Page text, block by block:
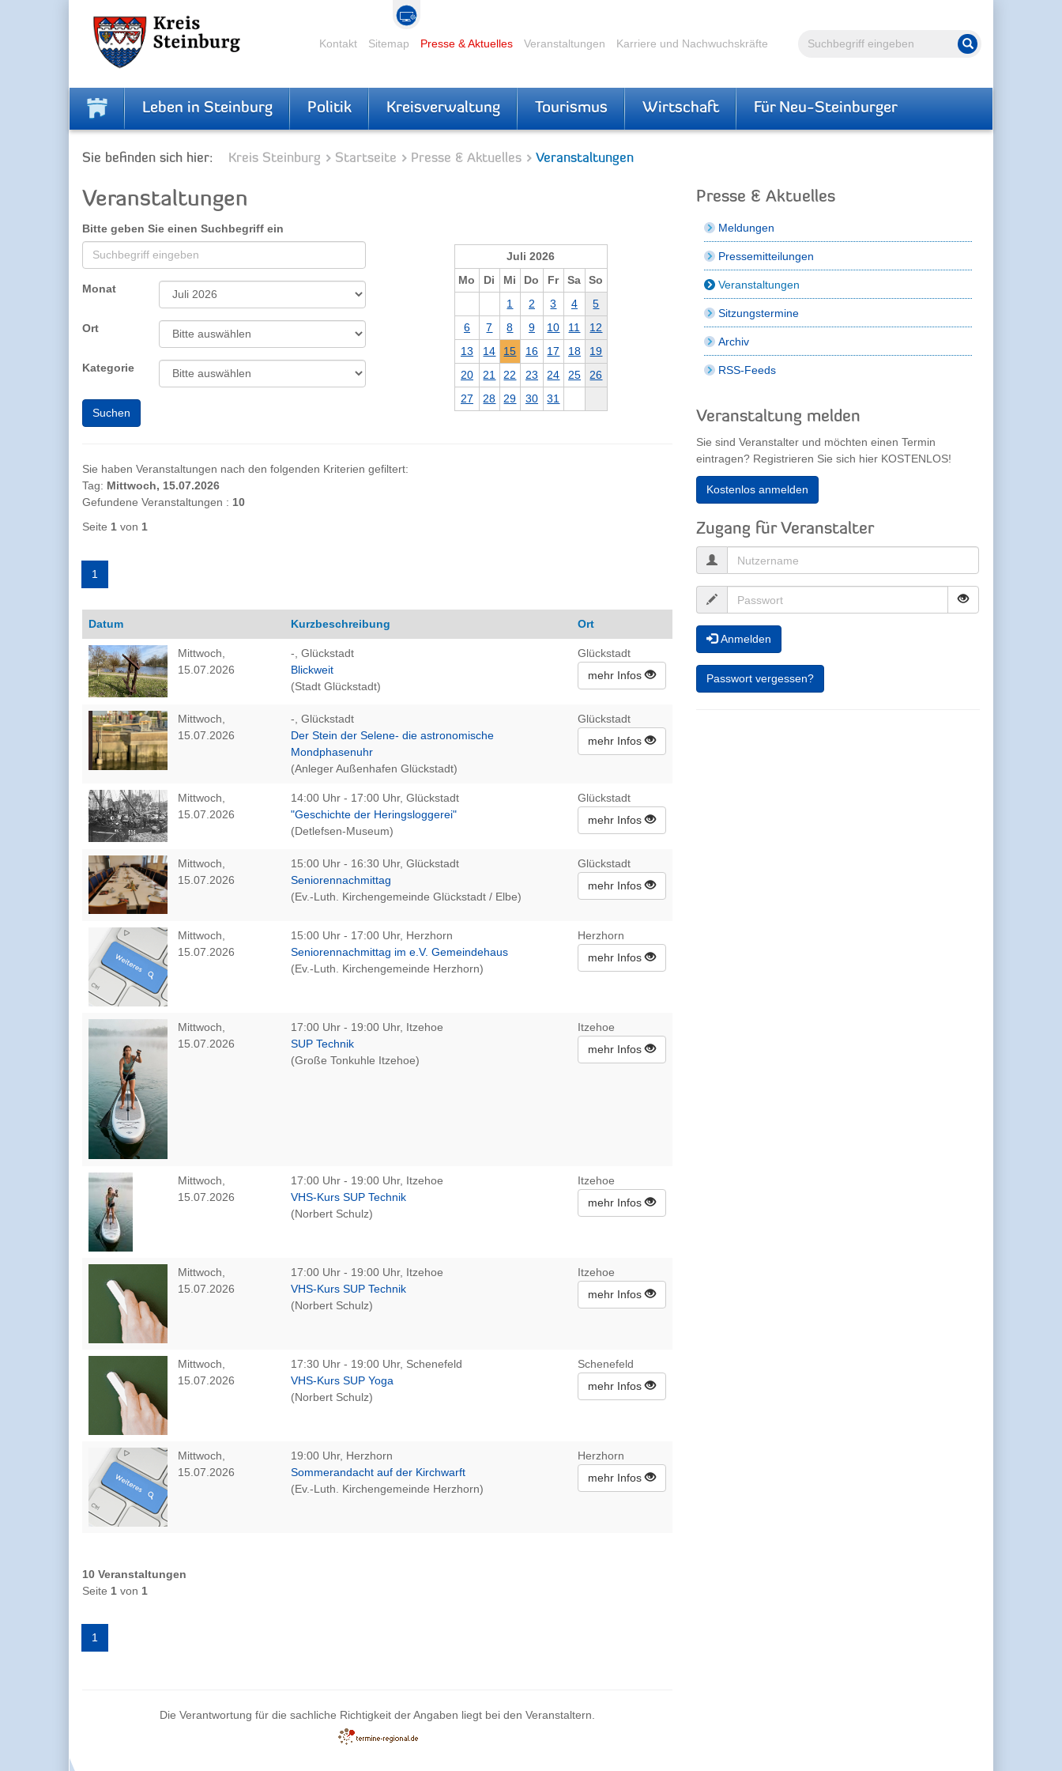
Volltextsuche Suche starten
Kontakt Sitemap Presse & Aktuelles Veranstaltungen Karriere und Nachwuchskräfte
Leben in Steinburg Politik Kreisverwaltung Tourismus Wirtschaft Für Neu-Steinburger
Sie befinden sich hier: Kreis Steinburg Startseite Presse & Aktuelles Veranstaltungen
Veranstaltungen
Juli 2026
Mo
Di Mi Do Fr Sa
So
1
2 3 4
5
6
7 8 9 10 11
12
13
14 15 16 17 18
19
20
21 22 23 24 25
26
27
28 29 30 31
Bitte geben Sie einen Suchbegriff ein
Monat
Ort
Kategorie
Sie haben Veranstaltungen nach den folgenden Kriterien gefiltert:
Tag: Mittwoch, 15.07.2026
Gefundene Veranstaltungen : 10
Seite 1 von 1
1
Datum Kurzbeschreibung Ort
Mittwoch,
15.07.2026
-, Glückstadt
Blickweit
(Stadt Glückstadt)
Glückstadt
mehr Infos
Mittwoch,
15.07.2026
-, Glückstadt
Der Stein der Selene- die astronomische
Mondphasenuhr
(Anleger Außenhafen Glückstadt)
Glückstadt
mehr Infos
Mittwoch,
15.07.2026
14:00 Uhr - 17:00 Uhr, Glückstadt
"Geschichte der Heringsloggerei"
(Detlefsen-Museum)
Glückstadt
mehr Infos
Mittwoch,
15.07.2026
15:00 Uhr - 16:30 Uhr, Glückstadt
Seniorennachmittag
(Ev.-Luth. Kirchengemeinde Glückstadt / Elbe)
Glückstadt
mehr Infos
Mittwoch,
15.07.2026
15:00 Uhr - 17:00 Uhr, Herzhorn
Seniorennachmittag im e.V. Gemeindehaus
(Ev.-Luth. Kirchengemeinde Herzhorn)
Herzhorn
mehr Infos
Mittwoch,
15.07.2026
17:00 Uhr - 19:00 Uhr, Itzehoe
SUP Technik
(Große Tonkuhle Itzehoe)
Itzehoe
mehr Infos
Mittwoch,
15.07.2026
17:00 Uhr - 19:00 Uhr, Itzehoe
VHS-Kurs SUP Technik
(Norbert Schulz)
Itzehoe
mehr Infos
Mittwoch,
15.07.2026
17:00 Uhr - 19:00 Uhr, Itzehoe
VHS-Kurs SUP Technik
(Norbert Schulz)
Itzehoe
mehr Infos
Mittwoch,
15.07.2026
17:30 Uhr - 19:00 Uhr, Schenefeld
VHS-Kurs SUP Yoga
(Norbert Schulz)
Schenefeld
mehr Infos
Mittwoch,
15.07.2026
19:00 Uhr, Herzhorn
Sommerandacht auf der Kirchwarft
(Ev.-Luth. Kirchengemeinde Herzhorn)
Herzhorn
mehr Infos
10 Veranstaltungen
Seite 1 von 1
1
Die Verantwortung für die sachliche Richtigkeit der Angaben liegt bei den Veranstaltern.
Presse & Aktuelles
Meldungen
Pressemitteilungen
Veranstaltungen
Sitzungstermine
Archiv
RSS-Feeds
Veranstaltung melden
Sie sind Veranstalter und möchten einen Termin
eintragen? Registrieren Sie sich hier KOSTENLOS!
Kostenlos anmelden
Zugang für Veranstalter
Anmelden
Passwort vergessen?